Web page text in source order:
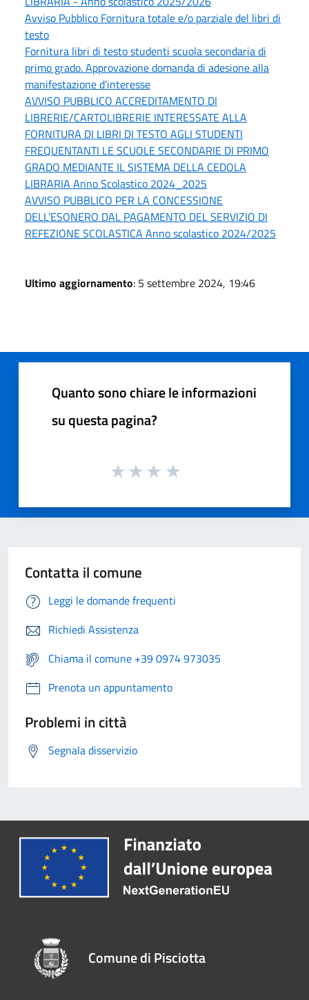
Avviso Pubblico Fornitura totale e/o parziale del libri di
testo
Fornitura libri di testo studenti scuola secondaria di
primo grado. Approvazione domanda di adesione alla
manifestazione d'interesse
AVVISO PUBBLICO ACCREDITAMENTO DI
LIBRERIE/CARTOLIBRERIE INTERESSATE ALLA
FORNITURA DI LIBRI DI TESTO AGLI STUDENTI
FREQUENTANTI LE SCUOLE SECONDARIE DI PRIMO
GRADO MEDIANTE IL SISTEMA DELLA CEDOLA
LIBRARIA Anno Scolastico 2024_2025
AVVISO PUBBLICO PER LA CONCESSIONE
DELL’ESONERO DAL PAGAMENTO DEL SERVIZIO DI
REFEZIONE SCOLASTICA Anno scolastico 2024/2025
Ultimo aggiornamento: 5 settembre 2024, 19:46
Quanto sono chiare le informazioni
su questa pagina?
Contatta il comune
Leggi le domande frequenti
Richiedi Assistenza
Chiama il comune +39 0974 973035
Prenota un appuntamento
Problemi in città
Segnala disservizio
Comune di Pisciotta